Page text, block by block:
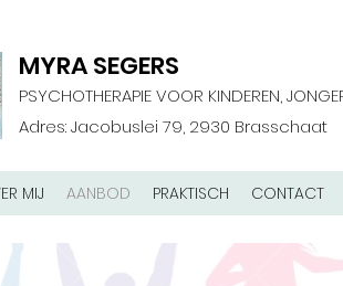
MYRA SEGERS
PSYCHOTHERAPIE VOOR KINDEREN,
Adres: Jacobuslei 79, 2930 Brasschaat
MIJ AANBOD PRAKTISCH CONTACT